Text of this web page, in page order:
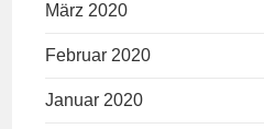
März 2020
Februar 2020
Januar 2020